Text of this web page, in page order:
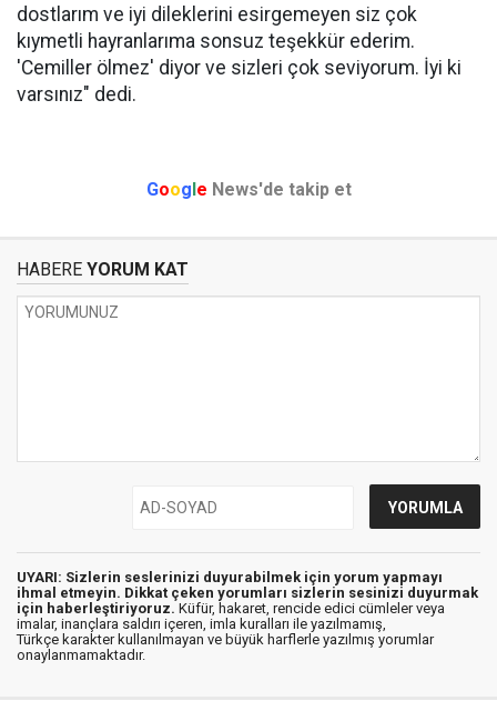
dostlarım ve iyi dileklerini esirgemeyen siz çok
kıymetli hayranlarıma sonsuz teşekkür ederim.
'Cemiller ölmez' diyor ve sizleri çok seviyorum. İyi ki
varsınız" dedi.
Google News'de takip et
HABERE YORUM KAT
UYARI: Sizlerin seslerinizi duyurabilmek için yorum yapmayı
ihmal etmeyin. Dikkat çeken yorumları sizlerin sesinizi duyurmak
için haberleştiriyoruz. Küfür, hakaret, rencide edici cümleler veya
imalar, inançlara saldırı içeren, imla kuralları ile yazılmamış,
Türkçe karakter kullanılmayan ve büyük harflerle yazılmış yorumlar
onaylanmamaktadır.